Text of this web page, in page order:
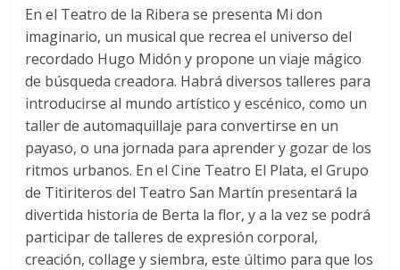
En el Teatro de la Ribera se presenta Mi don
imaginario, un musical que recrea el universo del
recordado Hugo Midón y propone un viaje mágico
de búsqueda creadora. Habrá diversos talleres para
introducirse al mundo artístico y escénico, como un
taller de automaquillaje para convertirse en un
payaso, o una jornada para aprender y gozar de los
ritmos urbanos. En el Cine Teatro El Plata, el Grupo
de Titiriteros del Teatro San Martín presentará la
divertida historia de Berta la flor, y a la vez se podrá
participar de talleres de expresión corporal,
creación, collage y siembra, este último para que los